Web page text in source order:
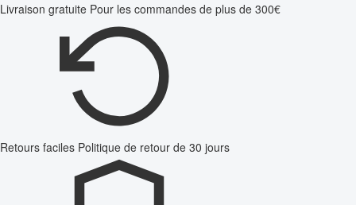
Livraison gratuite Pour les commandes de plus de 300€
Retours faciles Politique de retour de 30 jours